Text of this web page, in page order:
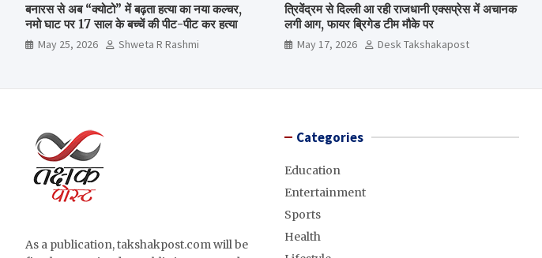
बनारस से अब “क्योटो” में बढ़ता हत्या का नया कल्चर,
नमो घाट पर 17 साल के बच्चें की पीट-पीट कर हत्या
May 25, 2026 Shweta R Rashmi
त्रिवेंद्रम से दिल्ली आ रही राजधानी एक्सप्रेस में अचानक
लगी आग, फायर ब्रिगेड टीम मौके पर
May 17, 2026 Desk Takshakapost
As a publication, takshakpost.com will be
Categories
Education
Entertainment
Sports
Health